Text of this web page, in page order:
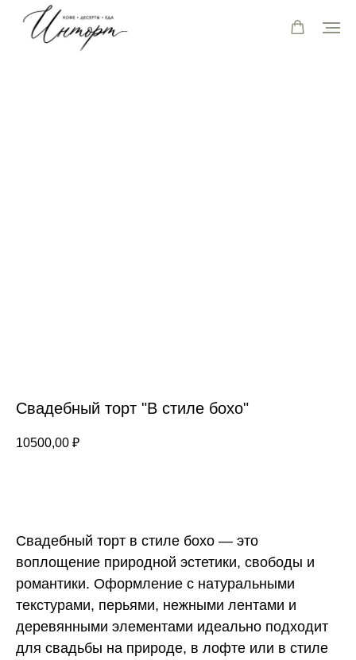
Свадебный торт "В стиле бохо"
10500,00 ₽
Свадебный торт в стиле бохо — это
воплощение природной эстетики, свободы и
романтики. Оформление с натуральными
текстурами, перьями, нежными лентами и
деревянными элементами идеально подходит
для свадьбы на природе, в лофте или в стиле